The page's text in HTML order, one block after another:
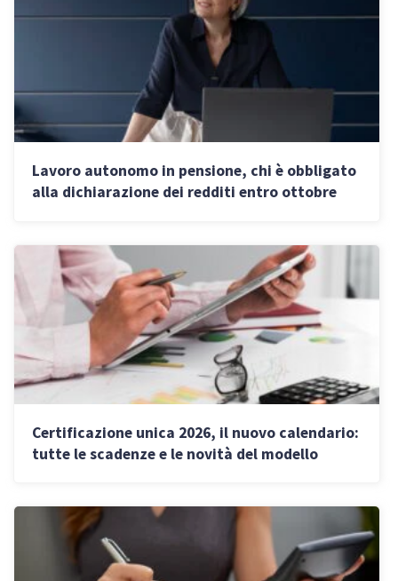
Lavoro autonomo in pensione, chi è obbligato
alla dichiarazione dei redditi entro ottobre
Certificazione unica 2026, il nuovo calendario:
tutte le scadenze e le novità del modello